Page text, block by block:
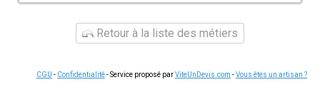
Retour à la liste des métiers
CGU - Confidentialité- Service proposé parViteUnDevis.com -Vous êtes un artisan ?